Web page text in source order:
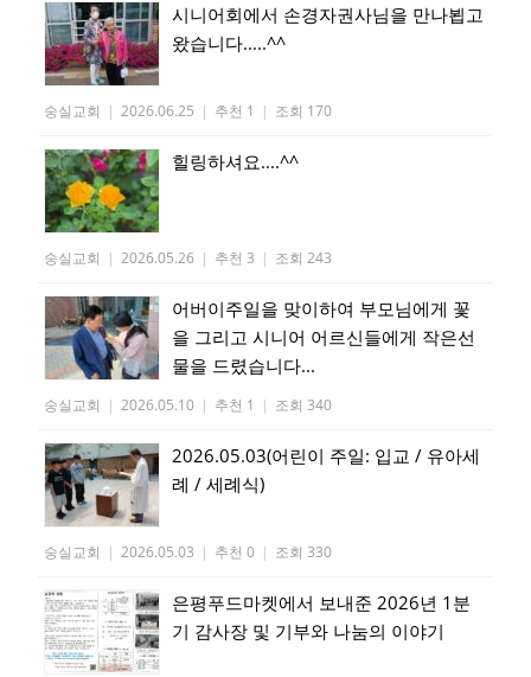
시니어회에서 손경자권사님을 만나뵙고
왔습니다.....^^
숭실교회 | 2026.06.25 | 추천 1 | 조회 170
힐링하셔요....^^
숭실교회 | 2026.05.26 | 추천 3 | 조회 243
어버이주일을 맞이하여 부모님에게 꽃
을 그리고 시니어 어르신들에게 작은선
물을 드렸습니다...
숭실교회 | 2026.05.10 | 추천 1 | 조회 340
2026.05.03(어린이 주일: 입교 / 유아세
례 / 세례식)
숭실교회 | 2026.05.03 | 추천 0 | 조회 330
은평푸드마켓에서 보내준 2026년 1분
기 감사장 및 기부와 나눔의 이야기